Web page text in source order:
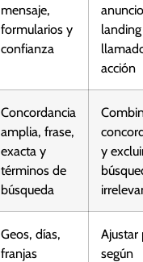
mensaje,
formularios y
confianza
acción
Concordancia
amplia, frase,
exacta y
términos de
búsqueda
y
Geos, días,
franjas
Ajustar
según